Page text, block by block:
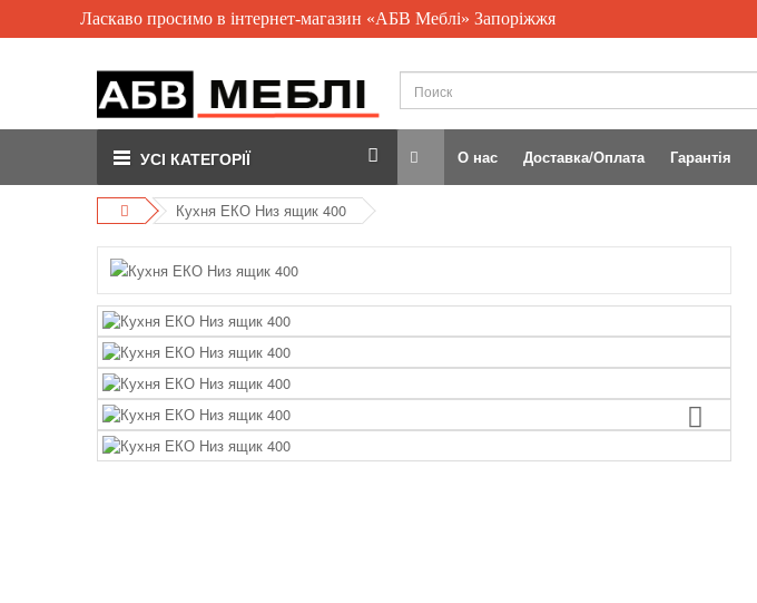
Ласкаво просимо в інтернет-магазин «АБВ Меблі» Запоріжжя
УСІ КАТЕГОРІЇ О нас Доставка/Оплата Гарантія
Кухня ЕКО Низ ящик 400